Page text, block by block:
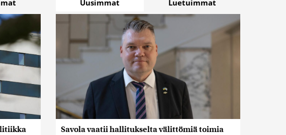
Uusimmat Luetuimmat
Savola vaatii hallitukselta välittömiä toimia